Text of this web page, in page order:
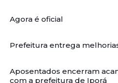
Agora é oficial
Prefeitura entrega
Aposentados encerram
com a prefeitura de Iporá